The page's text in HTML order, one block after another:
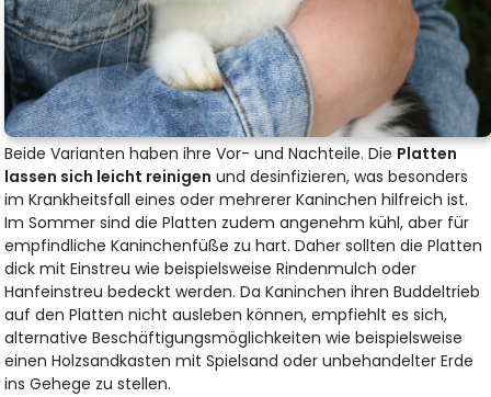
Beide Varianten haben ihre Vor- und Nachteile. Die Platten
lassen sich leicht reinigen und desinfizieren, was besonders
im Krankheitsfall eines oder mehrerer Kaninchen hilfreich ist.
Im Sommer sind die Platten zudem angenehm kühl, aber für
empfindliche Kaninchenfüße zu hart. Daher sollten die Platten
dick mit Einstreu wie beispielsweise Rindenmulch oder
Hanfeinstreu bedeckt werden. Da Kaninchen ihren Buddeltrieb
auf den Platten nicht ausleben können, empfiehlt es sich,
alternative Beschäftigungsmöglichkeiten wie beispielsweise
einen Holzsandkasten mit Spielsand oder unbehandelter Erde
ins Gehege zu stellen.